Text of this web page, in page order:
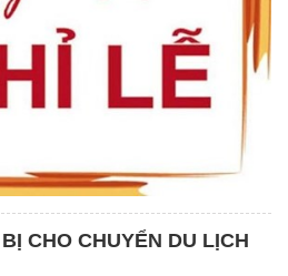
CHO CHUYỂN DU LỊCH